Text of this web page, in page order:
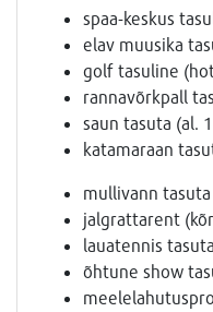
spaa-keskus
elav muusika
golf tasuline
rannavõrkpall
saun tasuta (al.
katamaraan
mullivann tasuta
jalgrattarent
lauatennis tasuta
õhtune show